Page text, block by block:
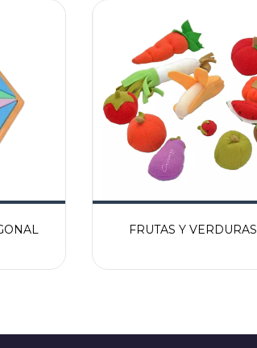
FRUTAS Y VERDURAS